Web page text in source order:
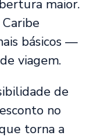
maior.
básicos —
viagem.
de
no
torna a